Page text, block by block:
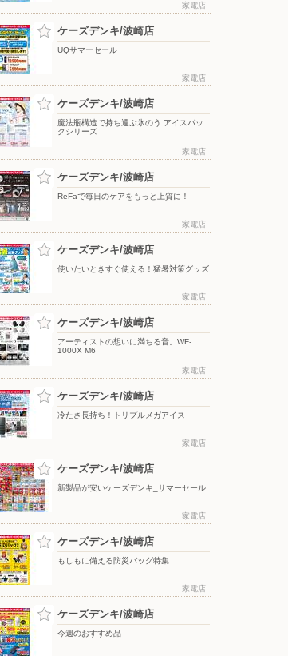
のスマホ＆ネット応援フェア ドコモフェア開催開催
家電店
ケーズデンキ/波崎店
UQサマーセール
家電店
ケーズデンキ/波崎店
魔法瓶構造で持ち運ぶ氷のう アイスパッ
クシリーズ
家電店
ケーズデンキ/波崎店
ReFaで毎日のケアをもっと上質に！
家電店
ケーズデンキ/波崎店
使いたいときすぐ使える！猛暑対策グッズ
家電店
ケーズデンキ/波崎店
アーティストの想いに満ちる音。WF-
1000X M6
家電店
ケーズデンキ/波崎店
冷たさ長持ち！トリプルメガアイス
家電店
ケーズデンキ/波崎店
新製品が安いケーズデンキ_サマーセール
家電店
ケーズデンキ/波崎店
もしもに備える防災バッグ特集
家電店
ケーズデンキ/波崎店
今週のおすすめ品